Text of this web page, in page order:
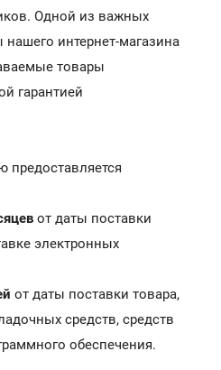
Одной из важных
интернет-магазина
товары
гарантией
предоставляется
от даты поставки
электронных
от даты поставки товара,
средств, средств
обеспечения.